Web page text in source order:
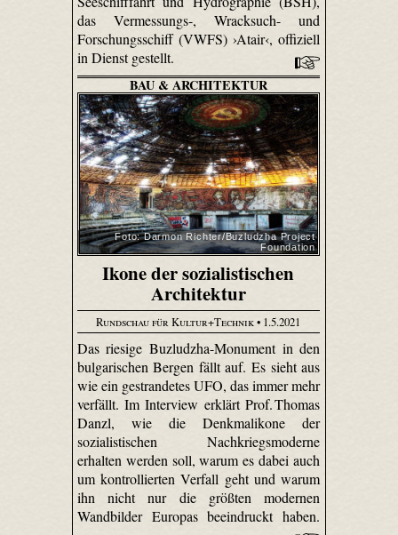
das Vermessungs-, Wracksuch- und
Forschungsschiff (VWFS) ›Atair‹, offiziell
in Dienst gestellt.
BAU & ARCHITEKTUR
Foto: Darmon Richter/Buzludzha Project
Foundation
Ikone der sozialistischen
Architektur
Rundschau für Kultur+Technik• 1.5.2021
Das riesige Buzludzha-Monument in den
bulgarischen Bergen fällt auf. Es sieht aus
wie ein gestrandetes UFO, das immer mehr
verfällt. Im Interview erklärt Prof. Thomas
Danzl, wie die Denkmalikone der
sozialistischen Nachkriegsmoderne
erhalten werden soll, warum es dabei auch
um kontrollierten Verfall geht und warum
ihn nicht nur die größten modernen
Wandbilder Europas beeindruckt haben.